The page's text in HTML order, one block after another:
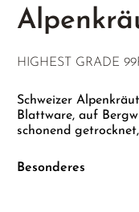
HIGHEST GRADE
Schweizer
Blattware, auf
schonend
Besonderes